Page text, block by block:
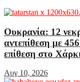
Ουκρανία: 12
αντεπίθεση με
επίθεση στο
Αυγ 10, 2026